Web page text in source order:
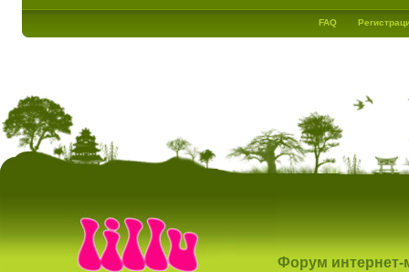
FAQ
Форум интернет-